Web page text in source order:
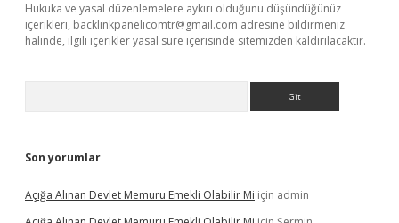
Hukuka ve yasal düzenlemelere aykırı olduğunu düşündüğünüz
içerikleri, backlinkpanelicomtr@gmail.com adresine bildirmeniz
halinde, ilgili içerikler yasal süre içerisinde sitemizden kaldırılacaktır.
Son yorumlar
Açığa Alınan Devlet Memuru Emekli Olabilir Mi için admin